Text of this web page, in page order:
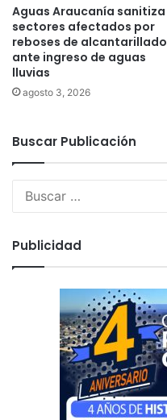
Aguas Araucanía sanitiza
sectores afectados por
reboses de alcantarillado
ante ingreso de aguas
lluvias
agosto 3, 2026
Buscar Publicación
Publicidad